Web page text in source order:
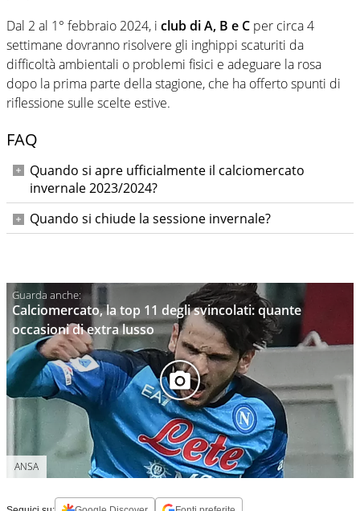
Dal 2 al 1° febbraio 2024, i club di A, B e C per circa 4
settimane dovranno risolvere gli inghippi scaturiti da
difficoltà ambientali o problemi fisici e adeguare la rosa
dopo la prima parte della stagione, che ha offerto spunti di
riflessione sulle scelte estive.
FAQ
Quando si apre ufficialmente il calciomercato
invernale 2023/2024?
La data di inizio della sessione di calciomercato invernale è
fissata per il 2 gennaio 2024. Prima di quella data è
Quando si chiude la sessione invernale?
20.
Calciomercato, la top 11 degli svincolati: quante
occasioni di extra lusso
ANSA